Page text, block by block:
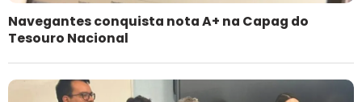
Navegantes conquista nota A+ na Capag do
Tesouro Nacional